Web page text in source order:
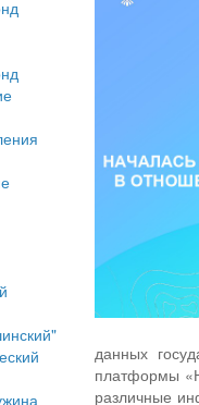
данных
платформы
различные